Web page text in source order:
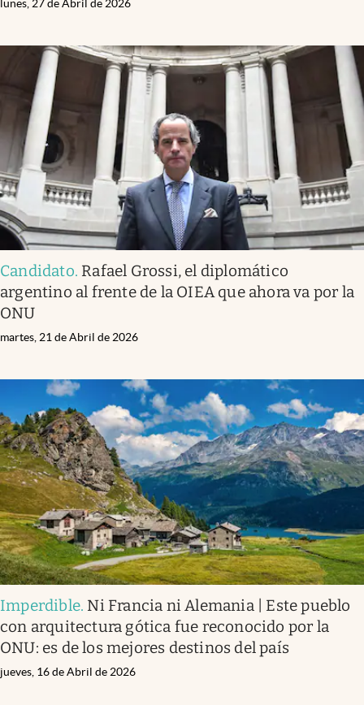
lunes, 27 de Abril de 2026
Candidato. Rafael Grossi, el diplomático
argentino al frente de la OIEA que ahora va por la
ONU
martes, 21 de Abril de 2026
Imperdible. Ni Francia ni Alemania | Este pueblo
con arquitectura gótica fue reconocido por la
ONU: es de los mejores destinos del país
jueves, 16 de Abril de 2026